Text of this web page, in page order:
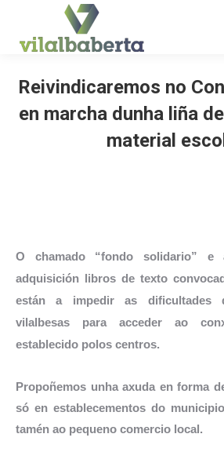
Reivindicaremos no
en marcha dunha liña
material
O chamado “fondo solidario” e
adquisición libros de texto
están a impedir as dificultades
vilalbesas para acceder ao
establecido polos centros.
Propoñemos unha axuda en forma
só en establecementos do
tamén ao pequeno comercio local.